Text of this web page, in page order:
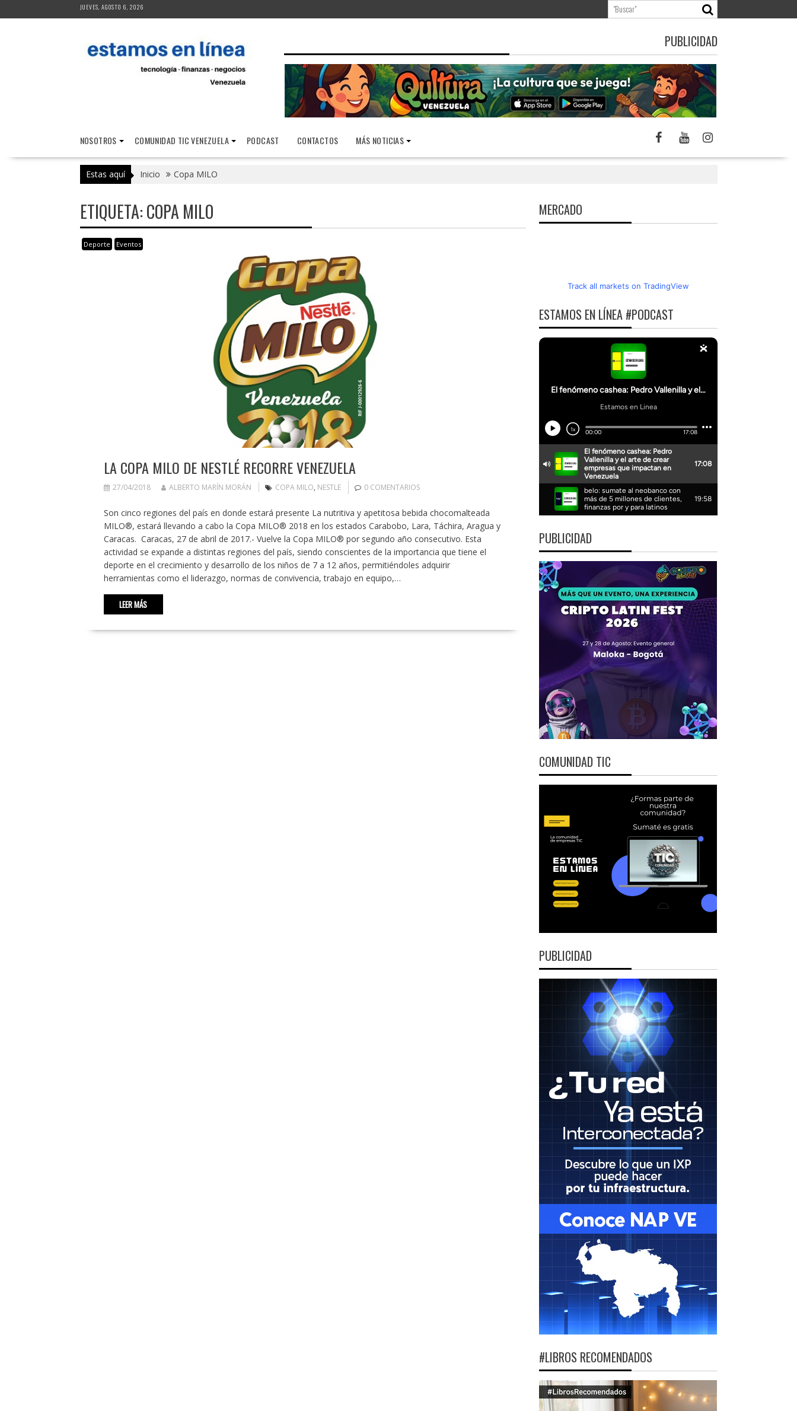
al
JUEVES, AGOSTO 6, 2026
PUBLICIDAD
NOSOTROS COMUNIDAD TIC VENEZUELA PODCAST CONTACTOS MÁS NOTICIAS
Estas aquí Inicio Copa MILO
ETIQUETA:COPA MILO
Deporte Eventos
LA COPA MILO DE NESTLÉ RECORRE VENEZUELA
27/04/2018 ALBERTO MARÍN MORÁN COPA MILO, NESTLE 0 COMENTARIOS
Son cinco regiones del país en donde estará presente La nutritiva y apetitosa bebida chocomalteada
MILO®, estará llevando a cabo la Copa MILO® 2018 en los estados Carabobo, Lara, Táchira, Aragua y
Caracas. Caracas, 27 de abril de 2017.- Vuelve la Copa MILO® por segundo año consecutivo. Esta
actividad se expande a distintas regiones del país, siendo conscientes de la importancia que tiene el
deporte en el crecimiento y desarrollo de los niños de 7 a 12 años, permitiéndoles adquirir
herramientas como el liderazgo, normas de convivencia, trabajo en equipo,…
LEER MÁS
MERCADO
Track all markets on TradingView
ESTAMOS EN LÍNEA #PODCAST
PUBLICIDAD
COMUNIDAD TIC
PUBLICIDAD
#LIBROS RECOMENDADOS